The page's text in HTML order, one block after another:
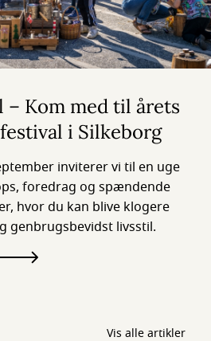
– Kom med til årets
i Silkeborg
inviterer vi til en uge
foredrag og spændende
hvor du kan blive klogere
genbrugsbevidst livsstil.
Vis alle artikler